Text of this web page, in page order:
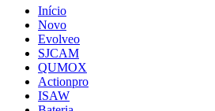
Início
Novo
Evolveo
SJCAM
QUMOX
Actionpro
ISAW